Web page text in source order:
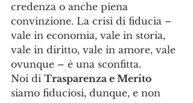
credenza o anche piena
convinzione. La crisi di fiducia –
vale in economia, vale in storia,
vale in diritto, vale in amore, vale
ovunque – è una sconfitta.
Noi di Trasparenza e Merito
siamo fiduciosi, dunque, e non